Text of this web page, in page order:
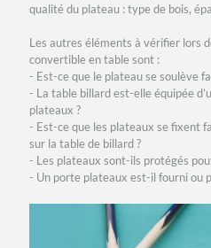
qualité du plateau : type de bois,
Les autres éléments à vérifier lors
convertible en table sont :
- Est-ce que le plateau se soulève
- La table billard est-elle équipée
plateaux ?
- Est-ce que les plateaux se fixent
sur la table de billard ?
- Les plateaux sont-ils protégés
- Un porte plateaux est-il fourni ou